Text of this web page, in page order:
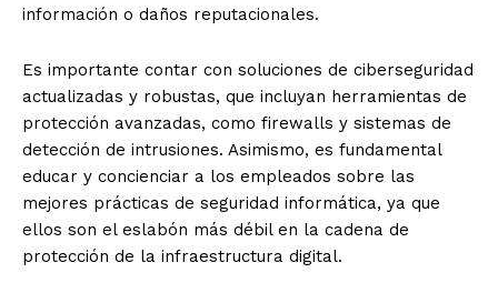
información o daños reputacionales.
Es importante contar con soluciones de ciberseguridad
actualizadas y robustas, que incluyan herramientas de
protección avanzadas, como firewalls y sistemas de
detección de intrusiones. Asimismo, es fundamental
educar y concienciar a los empleados sobre las
mejores prácticas de seguridad informática, ya que
ellos son el eslabón más débil en la cadena de
protección de la infraestructura digital.